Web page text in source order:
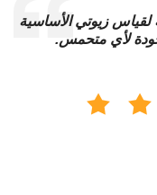
لقياس زيوتي الأساسية
لأي متحمس.